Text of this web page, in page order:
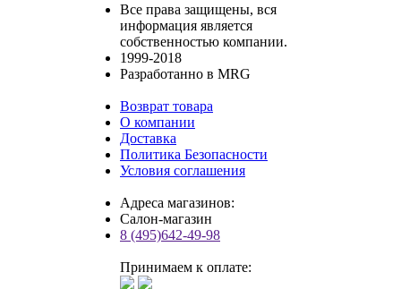
Все права защищены, вся
информация является
собственностью компании.
1999-2018
Разработанно в MRG
Возврат товара
О компании
Доставка
Политика Безопасности
Условия соглашения
Адреса магазинов:
Салон-магазин
8 (495)642-49-98
Принимаем к оплате: